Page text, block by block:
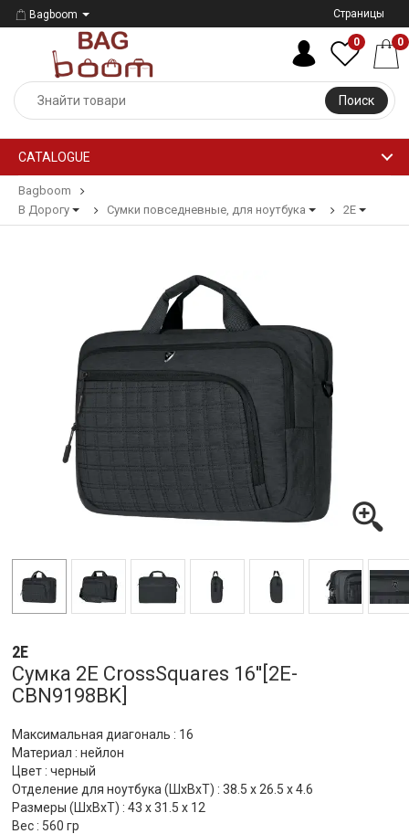
Bagboom Страницы
Поиск
0 0
CATALOGUE
Bagboom
В Дорогу
Сумки повседневные, для ноутбука 2E
2E
Сумка 2E CrossSquares 16''[2E-
CBN9198BK]
Максимальная диагональ : 16
Материал : нейлон
Цвет : черный
Отделение для ноутбука (ШхВхТ) : 38.5 x 26.5 x 4.6
Размеры (ШхВхТ) : 43 x 31.5 x 12
Вес : 560 гр